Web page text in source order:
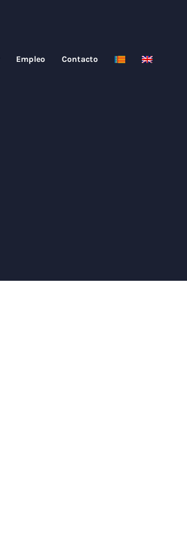
Empleo Contacto